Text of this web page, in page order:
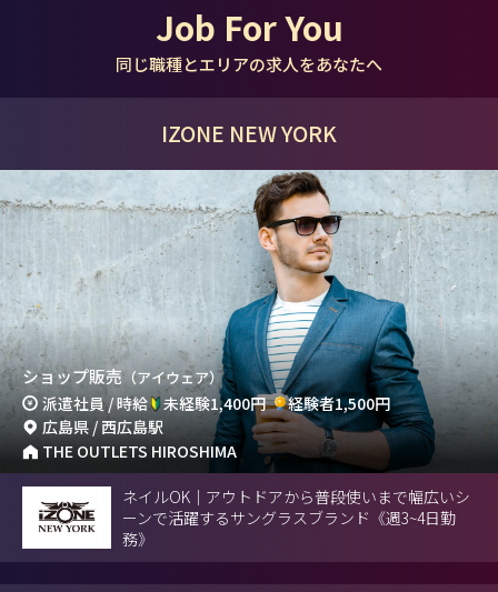
Job For You
同じ職種とエリアの求人をあなたへ
IZONE NEW YORK
ショップ販売（アイウェア）
派遣社員 / 時給 未経験1,400円
経験者1,500円
広島県 / 西広島駅
THE OUTLETS HIROSHIMA
ネイルOK｜アウトドアから普段使いまで幅広いシ
ーンで活躍するサングラスブランド《週3~4日勤
務》